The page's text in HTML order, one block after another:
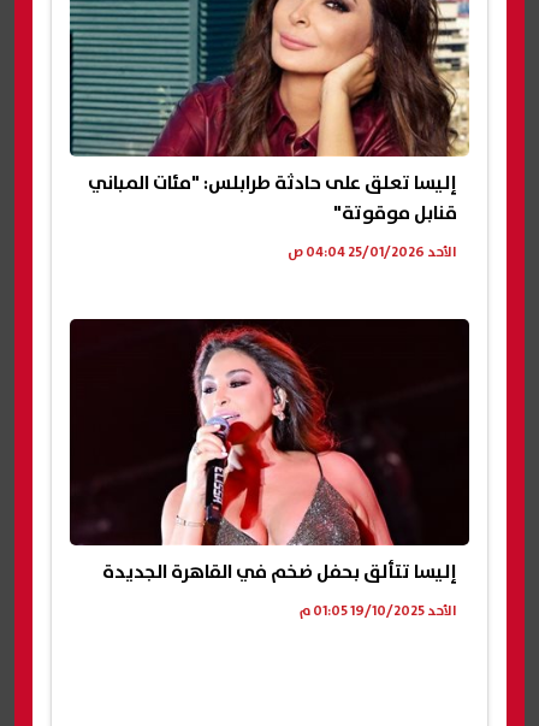
إليسا تعلق على حادثة طرابلس: "مئات المباني
قنابل موقوتة"
الأحد 25/01/2026 04:04 ص
إليسا تتألق بحفل ضخم في القاهرة الجديدة
الأحد 19/10/2025 01:05 م